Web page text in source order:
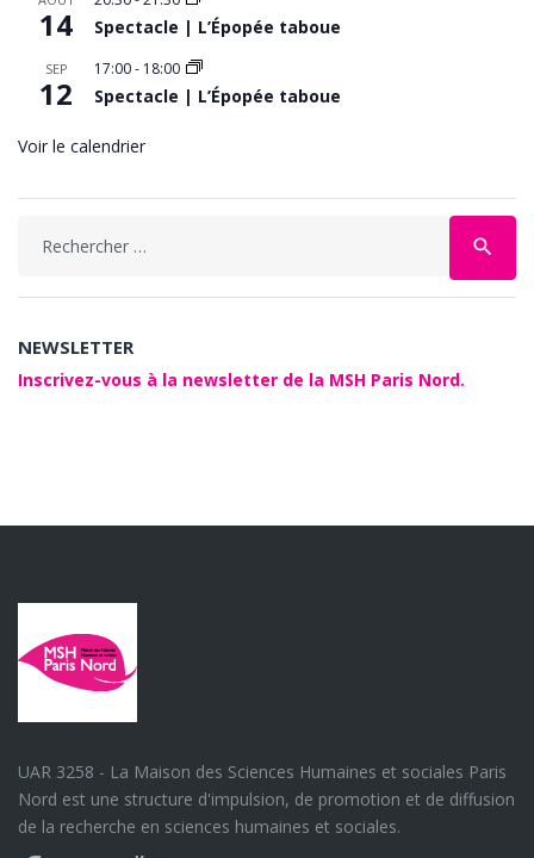
14 Spectacle | L’Épopée taboue
SEP
12
17:00- 18:00
Spectacle | L’Épopée taboue
Voir le calendrier
search
NEWSLETTER
Inscrivez-vous à la newsletter de la MSH Paris Nord.
UAR 3258 - La Maison des Sciences Humaines et sociales Paris
Nord est une structure d'impulsion, de promotion et de diffusion
de la recherche en sciences humaines et sociales.